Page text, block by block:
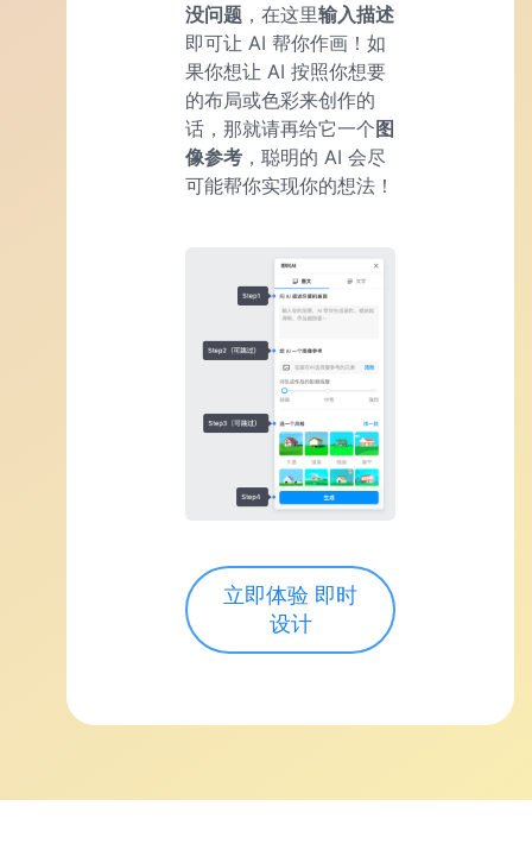
没问题 ，在这里输入描述
即可让 AI 帮你作画！如
果你想让 AI 按照你想要
的布局或色彩来创作的
话，那就请再给它一个图
像参考 ，聪明的 AI 会尽
可能帮你实现你的想法！
立即体验 即时
设计